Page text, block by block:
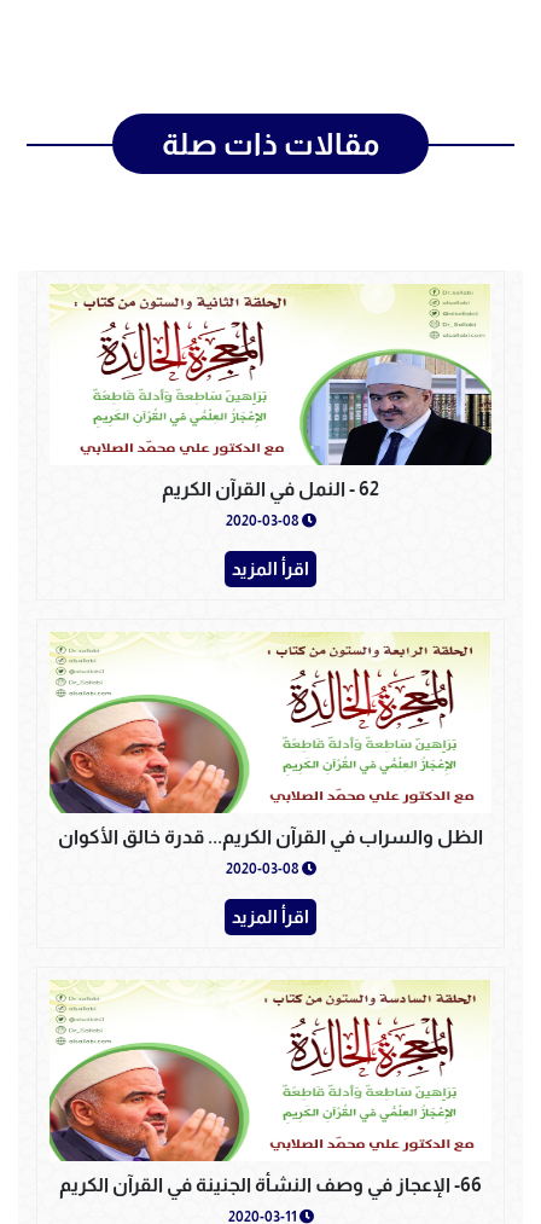
مقالات ذات صلة
62 - النمل في القرآن الكريم
اقرأ المزيد
الظل والسراب في القرآن الكريم... قدرة خالق الأكوان
اقرأ المزيد
66- الإعجاز في وصف النشأة الجنينة في القرآن الكريم